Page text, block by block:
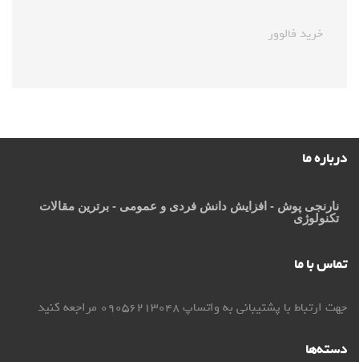
خرید فالوور
درباره ما
نارنجی پوش - افزایش دانش فردی و عمومی - برترین مقالات
تکنولوژی
تماس با ما
جهت ارتباط با پشتیبانی به واتساپ 09056213048 مراجعه کنید
دسته‌ها